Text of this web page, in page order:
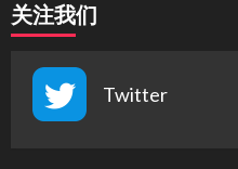
关注我们
Twitter